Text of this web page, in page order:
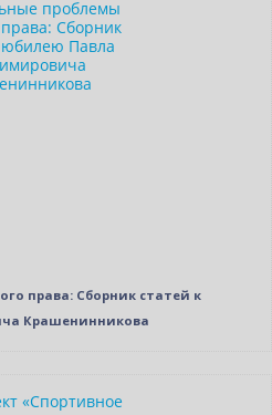
права: Сборник статей к
Крашенинникова